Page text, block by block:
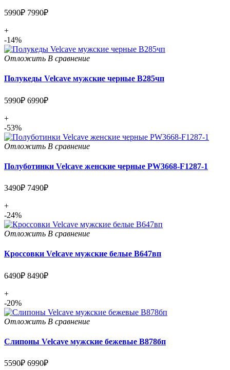
5990₽ 7990₽
+
-14%
Отложить В сравнение
Полукеды Velcave мужские черные В285чп
5990₽ 6990₽
+
-53%
Отложить В сравнение
Полуботинки Velcave женские черные PW3668-F1287-1
3490₽ 7490₽
+
-24%
Отложить В сравнение
Кроссовки Velcave мужские белые В647вп
6490₽ 8490₽
+
-20%
Отложить В сравнение
Слипоны Velcave мужские бежевые В878бп
5590₽ 6990₽